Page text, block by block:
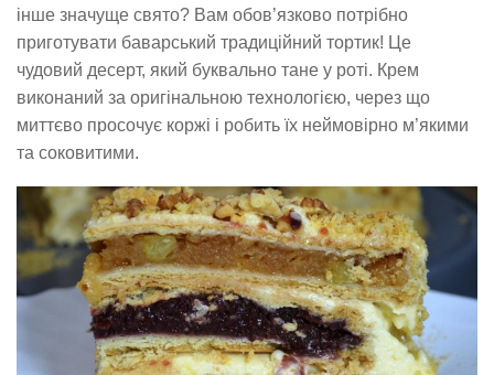
інше значуще свято? Вам обов’язково потрібно
приготувати баварський традиційний тортик! Це
чудовий десерт, який буквально тане у роті. Крем
виконаний за оригінальною технологією, через що
миттєво просочує коржі і робить їх неймовірно м’якими
та соковитими.